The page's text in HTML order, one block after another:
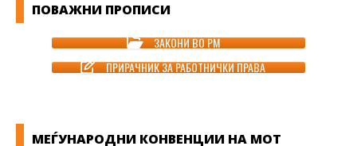
ПОВАЖНИ ПРОПИСИ
ЗАКОНИ ВО РМ
ПРИРАЧНИК ЗА РАБОТНИЧКИ ПРАВА
МЕЃУНАРОДНИ КОНВЕНЦИИ НА МОТ